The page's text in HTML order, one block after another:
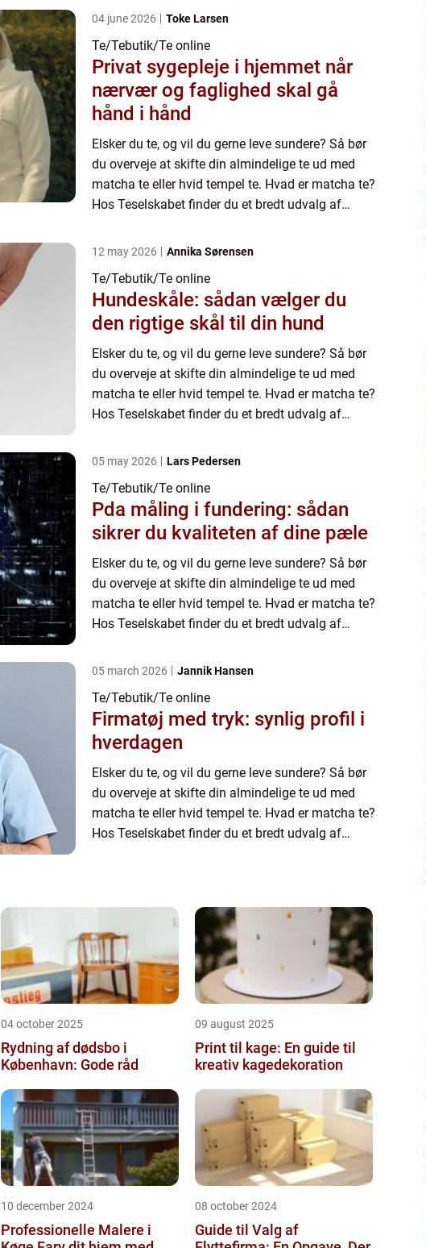
04 june 2026 Toke Larsen
Te/Tebutik/Te online
Privat sygepleje i hjemmet når
nærvær og faglighed skal gå
hånd i hånd
Elsker du te, og vil du gerne leve sundere? Så bør
du overveje at skifte din almindelige te ud med
matcha te eller hvid tempel te. Hvad er matcha te?
Hos Teselskabet finder du et bredt udvalg af
12 may 2026 Annika Sørensen
Te/Tebutik/Te online
Hundeskåle: sådan vælger du
den rigtige skål til din hund
Elsker du te, og vil du gerne leve sundere? Så bør
du overveje at skifte din almindelige te ud med
matcha te eller hvid tempel te. Hvad er matcha te?
Hos Teselskabet finder du et bredt udvalg af
05 may 2026 Lars Pedersen
Te/Tebutik/Te online
Pda måling i fundering: sådan
sikrer du kvaliteten af dine pæle
Elsker du te, og vil du gerne leve sundere? Så bør
du overveje at skifte din almindelige te ud med
matcha te eller hvid tempel te. Hvad er matcha te?
Hos Teselskabet finder du et bredt udvalg af
05 march 2026 Jannik Hansen
Te/Tebutik/Te online
Firmatøj med tryk: synlig profil i
hverdagen
Elsker du te, og vil du gerne leve sundere? Så bør
du overveje at skifte din almindelige te ud med
matcha te eller hvid tempel te. Hvad er matcha te?
Hos Teselskabet finder du et bredt udvalg af
04 october 2025
Rydning af dødsbo i
København: Gode råd
09 august 2025
Print til kage: En guide til
kreativ kagedekoration
10 december 2024
Professionelle Malere i
08 october 2024
Guide til Valg af